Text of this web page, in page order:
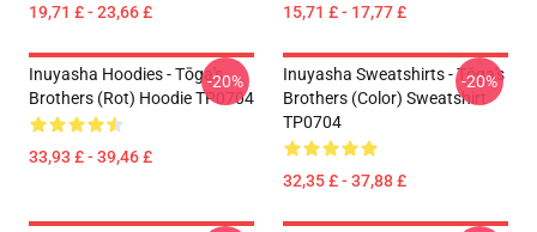
19,71 £ - 23,66 £ 15,71 £ - 17,77 £
Inuyasha Hoodies - Tōga's
Brothers (rot) Hoodie TP0704
33,93 £ - 39,46 £
-20%
Inuyasha Sweatshirts - Tōga's
Brothers (color) Sweatshirt
TP0704
32,35 £ - 37,88 £
-20%